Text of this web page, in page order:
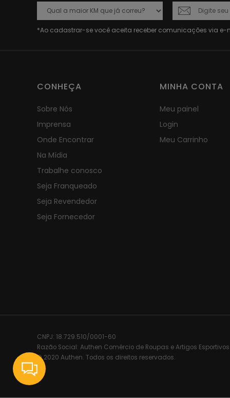
CONHEÇA
Sobre Nós
Imprensa
Onde Encontrar
Na Mídia
Trabalhe conosco
Seja Franqueado
Seja Revendedor
Seja Fornecedor
MINHA CONTA
Meu painel
Login
Meu Carrinho
CNPJ: 18.729.510/0001-60
Razão Social: Authen Comércio de Roupas e Artigos Esportivos
© 2020 Authen. Todos os direitos reservados.